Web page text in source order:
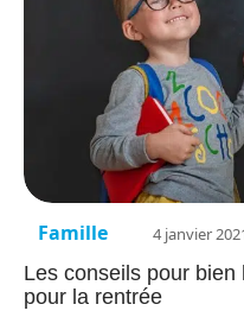
Famille 4 janvier
Les conseils pour
pour la rentrée